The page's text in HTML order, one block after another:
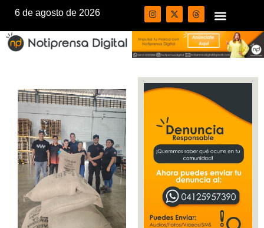
6 de agosto de 2026